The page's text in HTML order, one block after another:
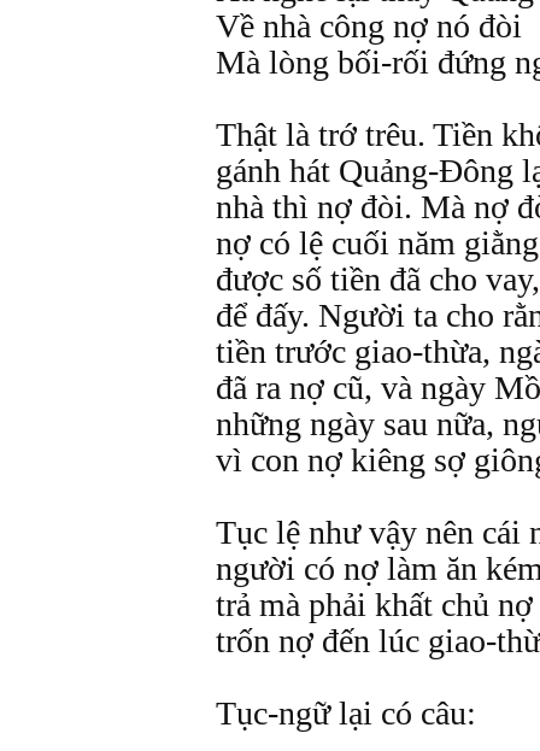
Về nhà công nợ nó đòi
Mà lòng bối-rối đứng
Thật là trớ trêu. Tiền
gánh hát Quảng-Đông
nhà thì nợ đòi. Mà nợ
nợ có lệ cuối năm
được số tiền đã cho
để đấy. Người ta cho
tiền trước giao-thừa,
đã ra nợ cũ, và ngày
những ngày sau nữa,
vì con nợ kiêng sợ
Tục lệ như vậy nên cái
người có nợ làm ăn
trả mà phải khất chủ
trốn nợ đến lúc giao-
Tục-ngữ lại có câu: